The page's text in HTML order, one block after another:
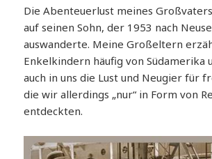
Die Abenteuerlust meines
auf seinen Sohn, der 1953 nach
auswanderte. Meine Großeltern
Enkelkindern häufig von Südamerika
auch in uns die Lust und Neugier für
die wir allerdings „nur“ in Form von
entdeckten.